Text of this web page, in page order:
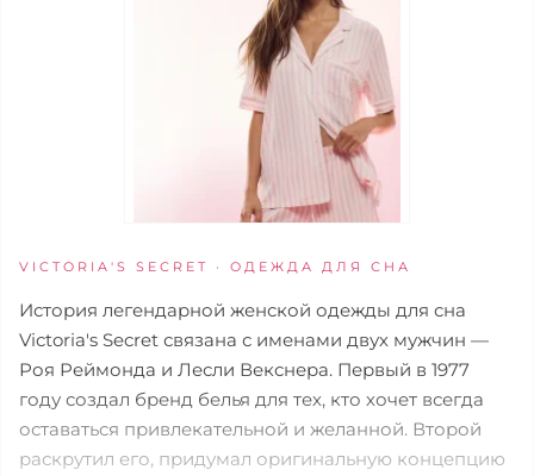
VICTORIA'S SECRET · ОДЕЖДА ДЛЯ СНА
История легендарной женской одежды для сна
Victoria's Secret связана с именами двух мужчин —
Роя Реймонда и Лесли Векснера. Первый в 1977
году создал бренд белья для тех, кто хочет всегда
оставаться привлекательной и желанной. Второй
раскрутил его, придумал оригинальную концепцию